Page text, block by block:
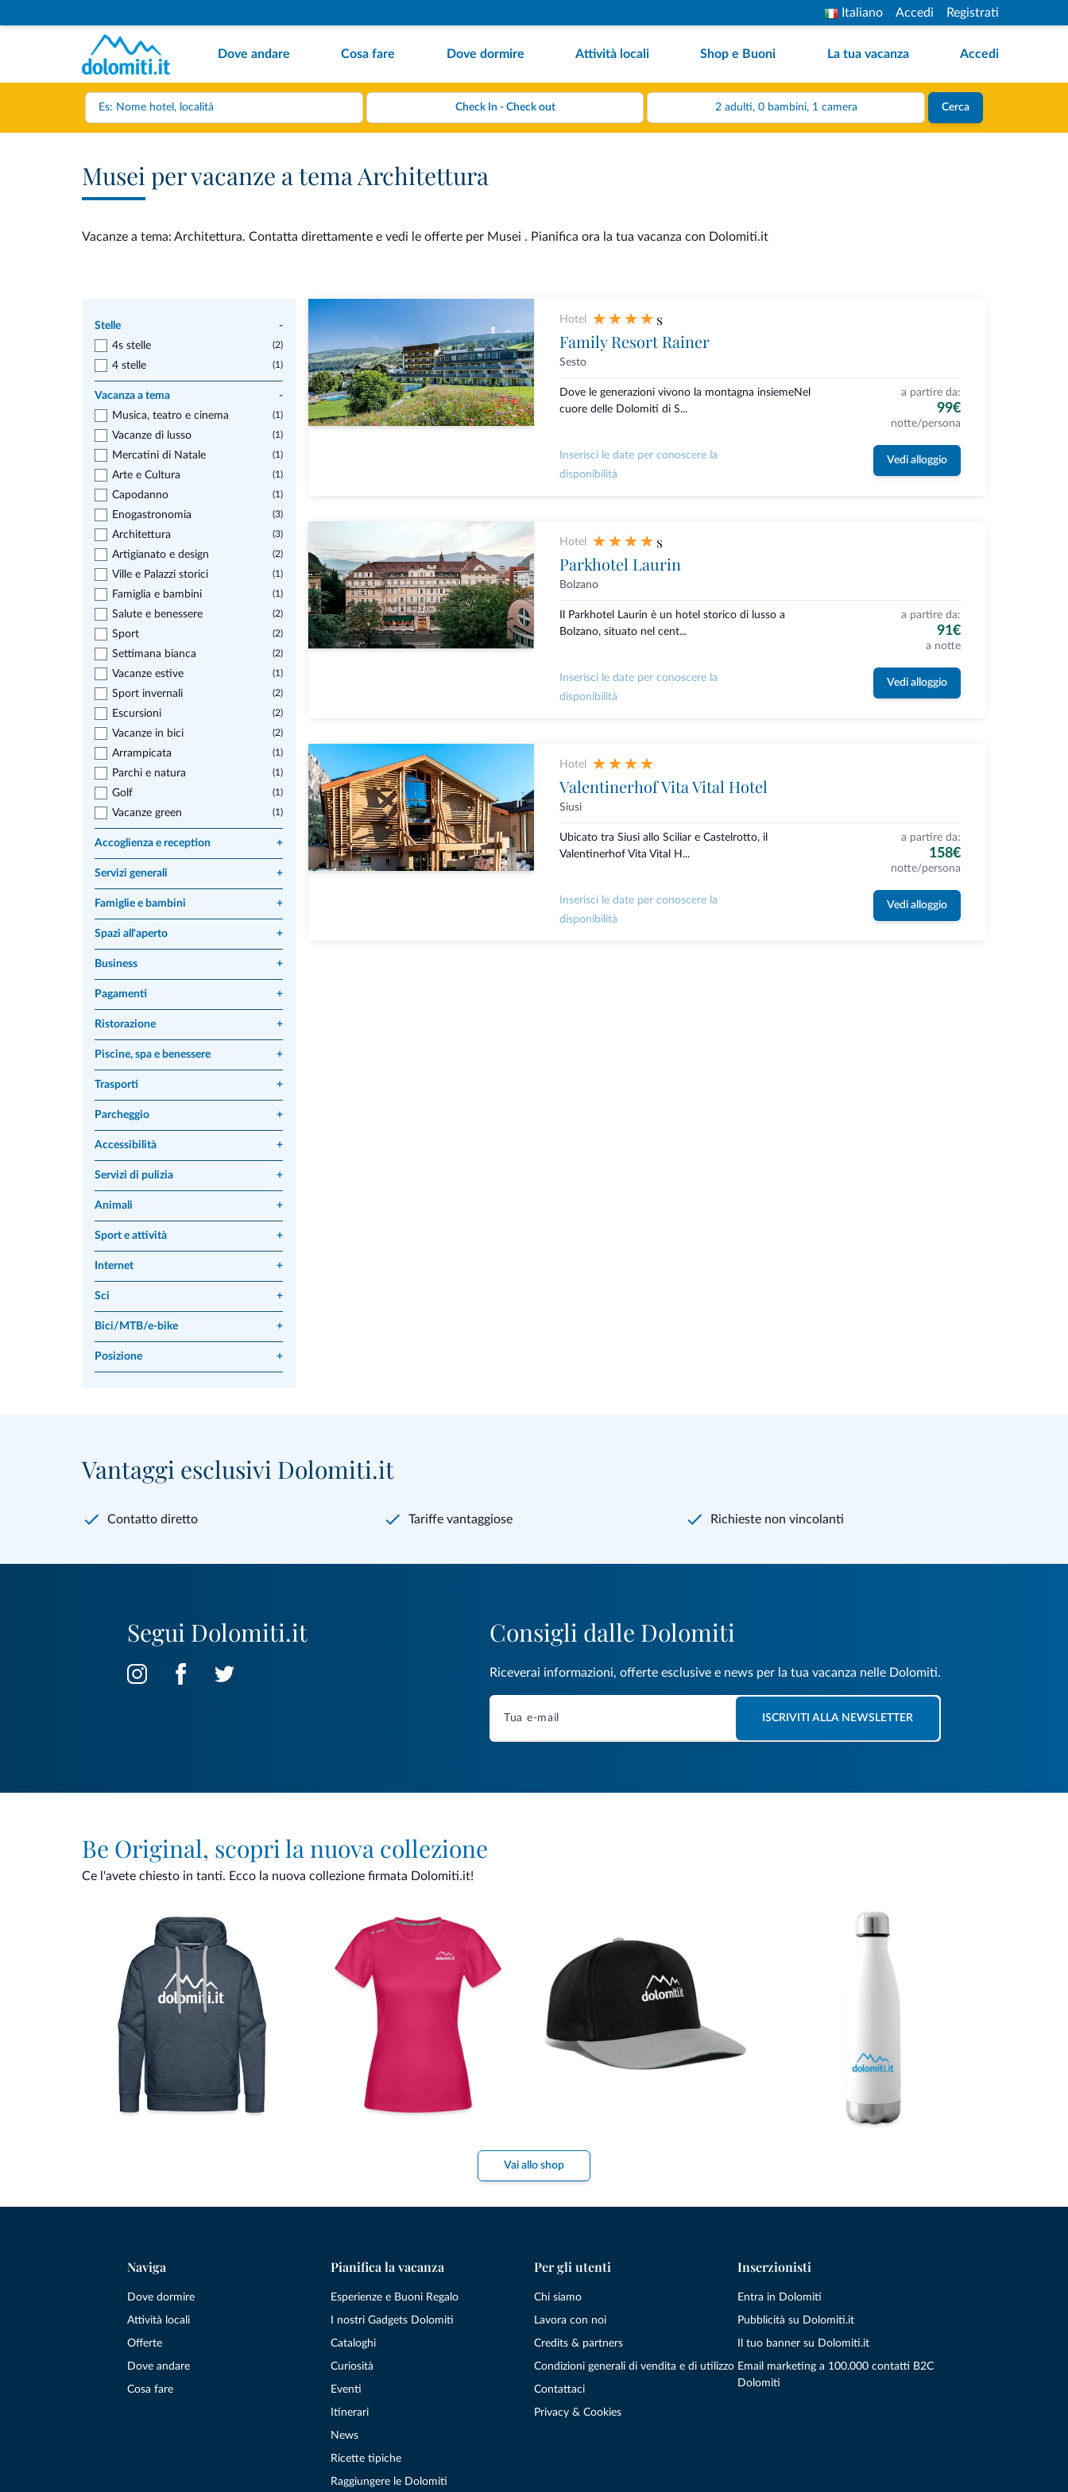
Italiano Accedi Registrati
Dove andare Cosa fare Dove dormire Attività locali Shop e Buoni La tua vacanza Accedi
2 adulti, 0 bambini, 1 camera Cerca
Musei per vacanze a tema Architettura
Vacanze a tema: Architettura. Contatta direttamente e vedi le offerte per Musei . Pianifica ora la tua vacanza con Dolomiti.it
Stelle
-
4s stelle
(2)
4 stelle (1)
Vacanza a tema
-
Musica, teatro e cinema
(1)
Vacanze di lusso (1)
Mercatini di Natale (1)
Arte e Cultura (1)
Capodanno (1)
Enogastronomia (3)
Architettura (3)
Artigianato e design (2)
Ville e Palazzi storici (1)
Famiglia e bambini (1)
Salute e benessere (2)
Sport (2)
Settimana bianca (2)
Vacanze estive (1)
Sport invernali (2)
Escursioni (2)
Vacanze in bici (2)
Arrampicata (1)
Parchi e natura (1)
Golf (1)
Vacanze green (1)
Accoglienza e reception +
Servizi generali +
Famiglie e bambini +
Spazi all'aperto +
Business +
Pagamenti +
Ristorazione +
Piscine, spa e benessere +
Trasporti +
Parcheggio +
Accessibilità +
Servizi di pulizia +
Animali +
Sport e attività +
Internet +
Sci +
Bici/MTB/e-bike +
Posizione +
Hotel s
Family Resort Rainer
Sesto
Dove le generazioni vivono la montagna insiemeNel
cuore delle Dolomiti di S...
a partire da:
99€
notte/persona
Inserisci le date per conoscere la
disponibilità
Vedi alloggio
Hotel s
Parkhotel Laurin
Bolzano
Il Parkhotel Laurin è un hotel storico di lusso a
Bolzano, situato nel cent...
a partire da:
91€
a notte
Inserisci le date per conoscere la
disponibilità
Vedi alloggio
Hotel
Valentinerhof Vita Vital Hotel
Siusi
Ubicato tra Siusi allo Sciliar e Castelrotto, il
Valentinerhof Vita Vital H...
a partire da:
158€
notte/persona
Inserisci le date per conoscere la
disponibilità
Vedi alloggio
Vantaggi esclusivi Dolomiti.it
Contatto diretto Tariffe vantaggiose Richieste non vincolanti
Segui Dolomiti.it Consigli dalle Dolomiti
Riceverai informazioni, offerte esclusive e news per la tua vacanza nelle Dolomiti.
ISCRIVITI ALLA NEWSLETTER
Be Original, scopri la nuova collezione
Ce l'avete chiesto in tanti. Ecco la nuova collezione firmata Dolomiti.it!
Vai allo shop
Naviga
Dove dormire
Attività locali
Offerte
Dove andare
Cosa fare
Pianifica la vacanza
Esperienze e Buoni Regalo
I nostri Gadgets Dolomiti
Cataloghi
Curiosità
Eventi
Itinerari
News
Ricette tipiche
Raggiungere le Dolomiti
Per gli utenti
Chi siamo
Lavora con noi
Credits & partners
Condizioni generali di vendita e di utilizzo
Contattaci
Privacy & Cookies
Inserzionisti
Entra in Dolomiti
Pubblicità su Dolomiti.it
Il tuo banner su Dolomiti.it
Email marketing a 100.000 contatti B2C
Dolomiti